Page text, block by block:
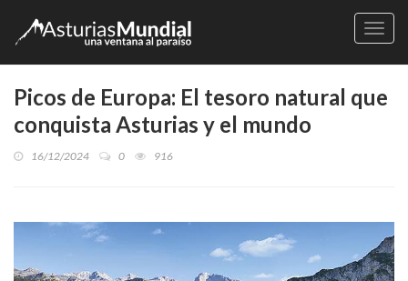
Picos de Europa: El tesoro natural que
conquista Asturias y el mundo
16/12/2024 0 916